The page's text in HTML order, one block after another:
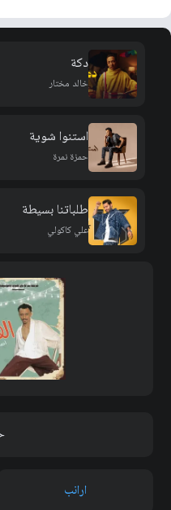
دكة
خالد مختار
استنوا شوية
حمزة نمرة
طلباتنا بسيطة
علي كاكولي
ارانب